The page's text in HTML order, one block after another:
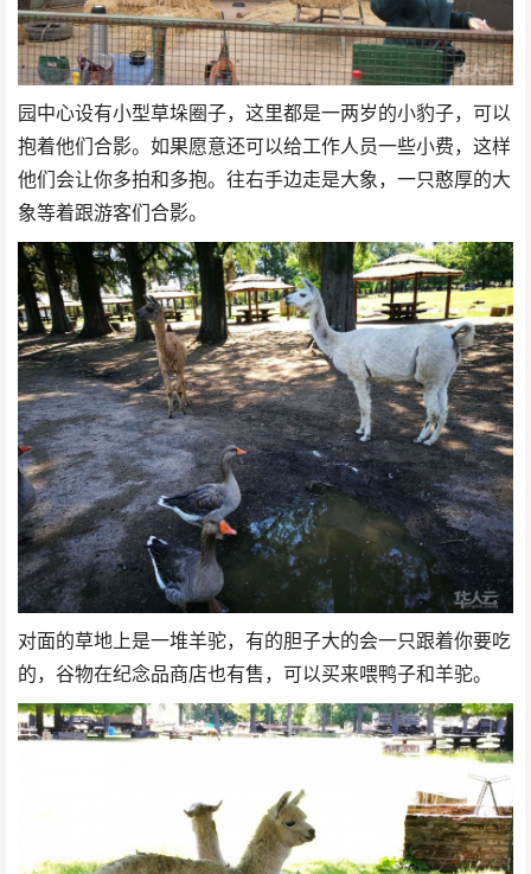
园中心设有小型草垛圈子，这里都是一两岁的小豹子，可以
抱着他们合影。如果愿意还可以给工作人员一些小费，这样
他们会让你多拍和多抱。往右手边走是大象，一只憨厚的大
象等着跟游客们合影。
对面的草地上是一堆羊驼，有的胆子大的会一只跟着你要吃
的，谷物在纪念品商店也有售，可以买来喂鸭子和羊驼。